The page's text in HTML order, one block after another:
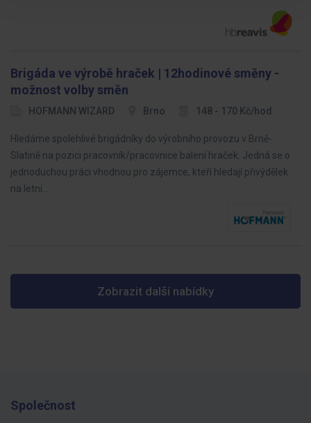
Brigáda ve výrobě hraček | 12hodinové směny -
možnost volby směn
HOFMANN WIZARD Brno 148 - 170 Kč/hod
Hledáme spolehlivé brigádníky do výrobního provozu v Brně-
Slatině na pozici pracovník/pracovnice balení hraček. Jedná se o
jednoduchou práci vhodnou pro zájemce, kteří hledají přivýdělek
na letní…
Zobrazit další nabídky
Společnost